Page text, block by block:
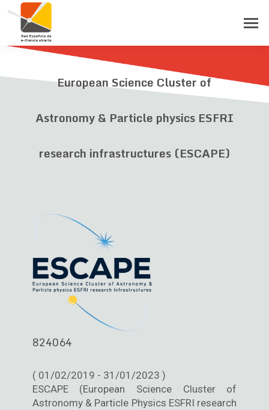
European Science Cluster of
Astronomy & Particle physics ESFRI
research infrastructures (ESCAPE)
824064
( 01/02/2019 - 31/01/2023 )
ESCAPE (European Science Cluster of
Astronomy & Particle Physics ESFRI research